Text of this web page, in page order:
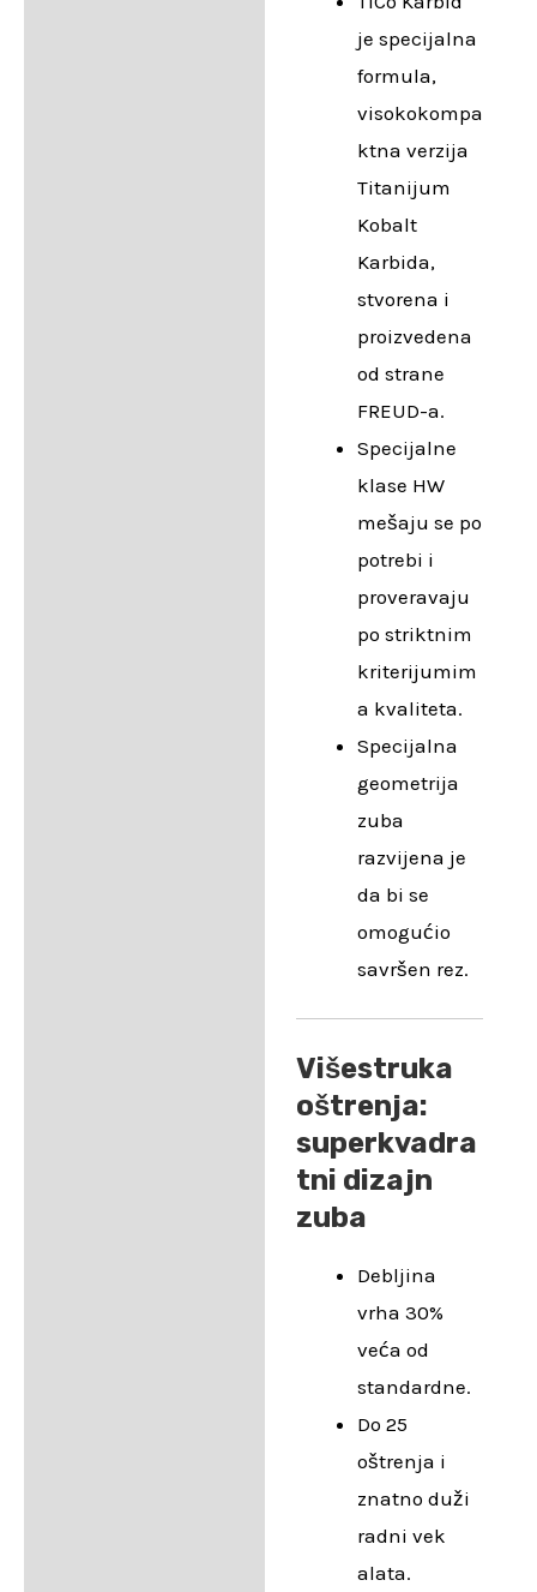
je specijalna
formula,
visokokompa
ktna verzija
Titanijum
Kobalt
Karbida,
stvorena i
proizvedena
od strane
FREUD-a.
Specijalne
klase HW
mešaju se po
potrebi i
proveravaju
po striktnim
kriterijumim
a kvaliteta.
Specijalna
geometrija
zuba
razvijena je
da bi se
omogućio
savršen rez.
Višestruka
oštrenja:
superkvadra
tni dizajn
zuba
Debljina
vrha 30%
veća od
standardne.
Do 25
oštrenja i
znatno duži
radni vek
alata.